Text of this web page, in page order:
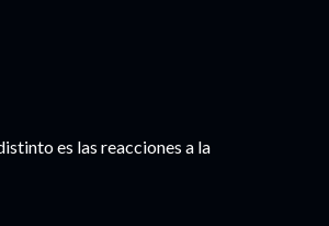
es las reacciones a la